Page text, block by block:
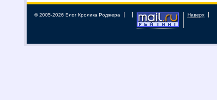
© 2005-2026 Блог Кролика Роджера Наверх